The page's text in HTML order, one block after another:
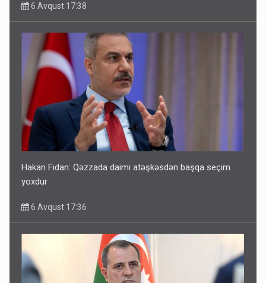
6 Avqust 17:38
Hakan Fidan: Qəzzada daimi atəşkəsdən başqa seçim
yoxdur
6 Avqust 17:36